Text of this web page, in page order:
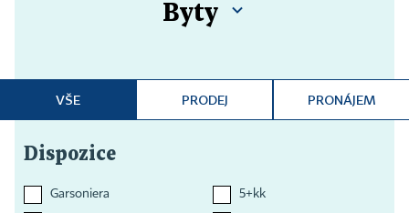
Byty
VŠE PRODEJ PRONÁJEM
Dispozice
Garsoniera 5+kk